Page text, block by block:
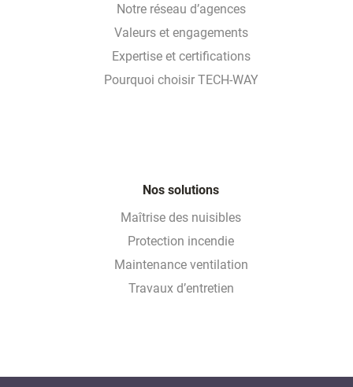
Notre réseau d’agences
Valeurs et engagements
Expertise et certifications
Pourquoi choisir TECH-WAY
Nos solutions
Maîtrise des nuisibles
Protection incendie
Maintenance ventilation
Travaux d’entretien